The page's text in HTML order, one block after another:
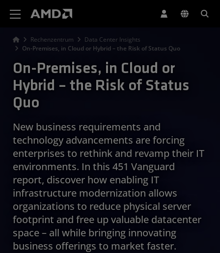
Rechenzentrum
Data Center Insights
On-Premises, in Cloud or Hybrid – the Risk of Status Quo
On-Premises, in Cloud or
Hybrid – the Risk of Status
Quo
New business requirements and
technology advancements are forcing
enterprises to rethink and revamp their IT
environments. In this 451 Vanguard
report, discover how enabling IT
infrastructure modernization allows
organizations to reduce physical server
footprint and free up valuable datacenter
space – all while bringing innovating
business offerings to market faster.